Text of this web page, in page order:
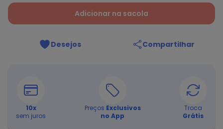
Adicionar na sacola
Desejos Compartilhar
10x
sem juros
Preços Exclusivos
no App
Troca
Grátis